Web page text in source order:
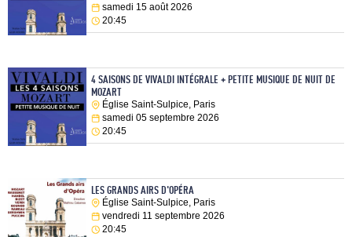
samedi 15 août 2026
20:45
4 SAISONS DE VIVALDI INTÉGRALE + PETITE MUSIQUE DE NUIT DE
MOZART
Église Saint-Sulpice, Paris
samedi 05 septembre 2026
20:45
LES GRANDS AIRS D'OPÉRA
Église Saint-Sulpice, Paris
vendredi 11 septembre 2026
20:45